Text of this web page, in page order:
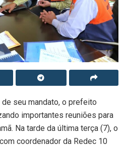
seu mandato, o prefeito
importantes reuniões para
Na tarde da última terça (7), o
coordenador da Redec 10